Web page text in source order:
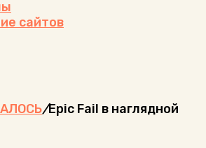
сайтов
/Epic Fail в наглядной